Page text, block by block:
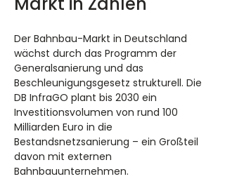
Der Bahnbau-Markt in Deutschland
wächst durch das Programm der
Generalsanierung und das
Beschleunigungsgesetz strukturell. Die
DB InfraGO plant bis 2030 ein
Investitionsvolumen von rund 100
Milliarden Euro in die
Bestandsnetzsanierung – ein Großteil
davon mit externen
Bahnbauunternehmen.